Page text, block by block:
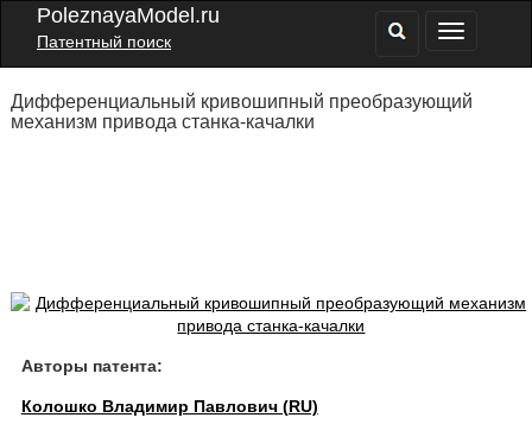
PoleznayaModel.ru
Патентный поиск
Дифференциальный кривошипный преобразующий
механизм привода станка-качалки
Авторы патента:
Колошко Владимир Павлович (RU)